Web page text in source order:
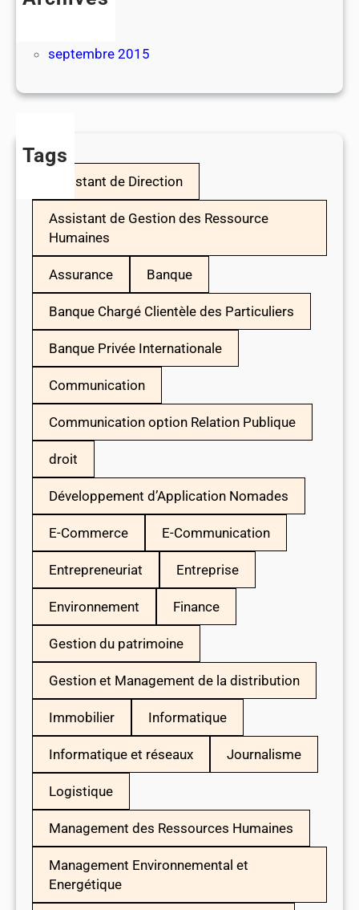
septembre 2015
Tags
Assistant de Direction
Assistant de Gestion des Ressource
Humaines
Assurance Banque
Banque Chargé Clientèle des Particuliers
Banque Privée Internationale
Communication
Communication option Relation Publique
droit
Développement d’Application Nomades
E-Commerce E-Communication
Entrepreneuriat Entreprise
Environnement Finance
Gestion du patrimoine
Gestion et Management de la distribution
Immobilier Informatique
Informatique et réseaux Journalisme
Logistique
Management des Ressources Humaines
Management Environnemental et
Energétique